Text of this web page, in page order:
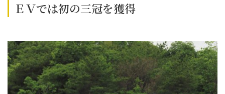
ＥＶでは初の三冠を獲得